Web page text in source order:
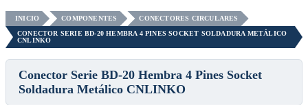
INICIO COMPONENTES
CONECTORES CIRCULARES
CONECTOR SERIE BD-20 HEMBRA 4 PINES SOCKET SOLDADURA METÁLICO
CNLINKO
Conector Serie BD-20 Hembra 4 Pines Socket
Soldadura Metálico CNLINKO